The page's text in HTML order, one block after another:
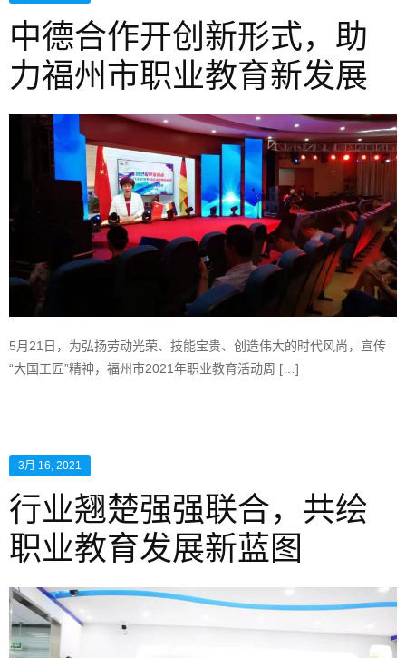
中德合作开创新形式，助
力福州市职业教育新发展
5月21日，为弘扬劳动光荣、技能宝贵、创造伟大的时代风尚，宣传
“大国工匠”精神，福州市2021年职业教育活动周 […]
3月 16, 2021
行业翘楚强强联合，共绘
职业教育发展新蓝图